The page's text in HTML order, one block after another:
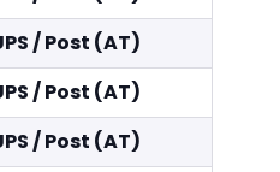
/Post (AT)
/Post (AT)
/Post (AT)